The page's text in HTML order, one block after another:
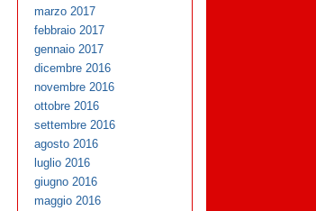
marzo 2017
febbraio 2017
gennaio 2017
dicembre 2016
novembre 2016
ottobre 2016
settembre 2016
agosto 2016
luglio 2016
giugno 2016
maggio 2016